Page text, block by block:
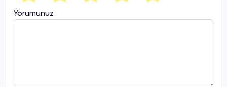
Yorumunuz